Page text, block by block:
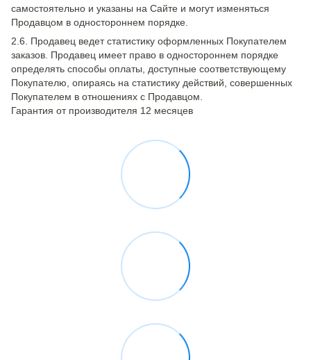
самостоятельно и указаны на Сайте и могут изменяться
Продавцом в одностороннем порядке.
2.6. Продавец ведет статистику оформленных Покупателем
заказов. Продавец имеет право в одностороннем порядке
определять способы оплаты, доступные соответствующему
Покупателю, опираясь на статистику действий, совершенных
Покупателем в отношениях с Продавцом.
Гарантия от производителя 12 месяцев